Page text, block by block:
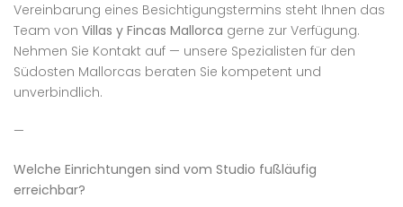
Vereinbarung eines Besichtigungstermins steht Ihnen das
Team von Villas y Fincas Mallorca gerne zur Verfügung.
Nehmen Sie Kontakt auf — unsere Spezialisten für den
Südosten Mallorcas beraten Sie kompetent und
unverbindlich.
—
Welche Einrichtungen sind vom Studio fußläufig
erreichbar?